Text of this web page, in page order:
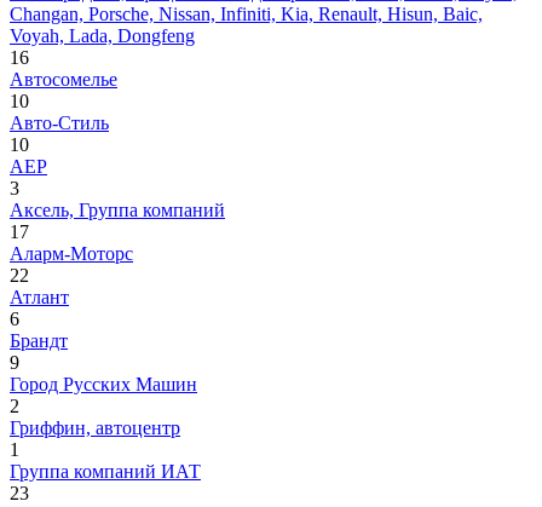
Changan, Porsche, Nissan, Infiniti, Kia, Renault, Hisun, Baic,
Voyah, Lada, Dongfeng
16
Автосомелье
10
Авто-Стиль
10
АЕР
3
Аксель, Группа компаний
17
Аларм-Моторс
22
Атлант
6
Брандт
9
Город Русских Машин
2
Гриффин, автоцентр
1
Группа компаний ИАТ
23